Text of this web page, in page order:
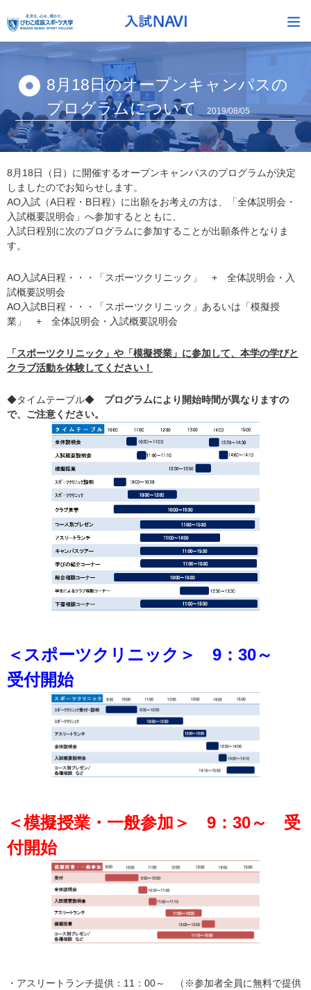
8月18日のオープンキャンパスの
プログラムについて
2019/08/05
8月18日（日）に開催するオープンキャンパスのプログラムが決定
しましたのでお知らせします。
AO入試（A日程・B日程）に出願をお考えの方は、「全体説明会・
入試概要説明会」へ参加するとともに、
入試日程別に次のプログラムに参加することが出願条件となりま
す。
AO入試A日程・・・「スポーツクリニック」 + 全体説明会・入
試概要説明会
AO入試B日程・・・「スポーツクリニック」あるいは「模擬授
業」 + 全体説明会・入試概要説明会
「スポーツクリニック」や「模擬授業」に参加して、本学の学びと
クラブ活動を体験してください！
◆タイムテーブル◆ プログラムにより開始時間が異なりますの
で、ご注意ください。
＜スポーツクリニック＞ 9：30～
受付開始
＜模擬授業・一般参加＞ 9：30～ 受
付開始
・アスリートランチ提供：11：00～ （※参加者全員に無料で提供